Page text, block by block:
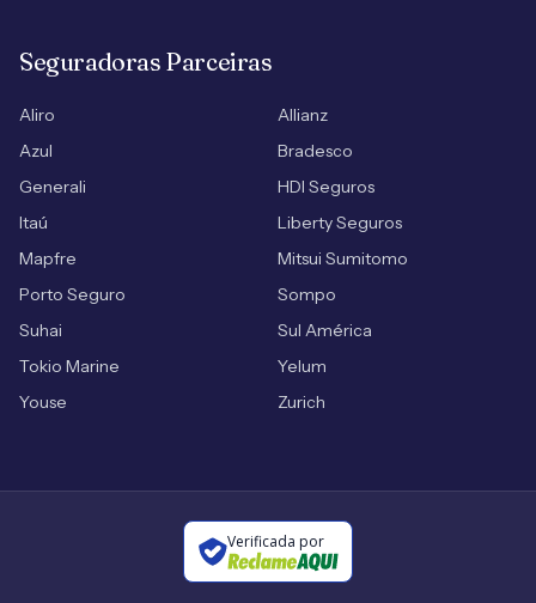
Seguradoras Parceiras
Aliro
Allianz
Azul
Bradesco
Generali
HDI Seguros
Itaú
Liberty Seguros
Mapfre
Mitsui Sumitomo
Porto Seguro
Sompo
Suhai
Sul América
Tokio Marine
Yelum
Youse
Zurich
Verificada por